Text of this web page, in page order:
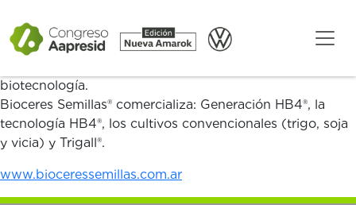
parte del ecosistema de Bioceres Crop Solutions® (uno
de los pilares del grupo Bioceres enfocado en soluciones
biotecnología.
Bioceres Semillas® comercializa: Generación HB4®, la
tecnología HB4®, los cultivos convencionales (trigo, soja
y vicia) y Trigall®.
www.bioceressemillas.com.ar